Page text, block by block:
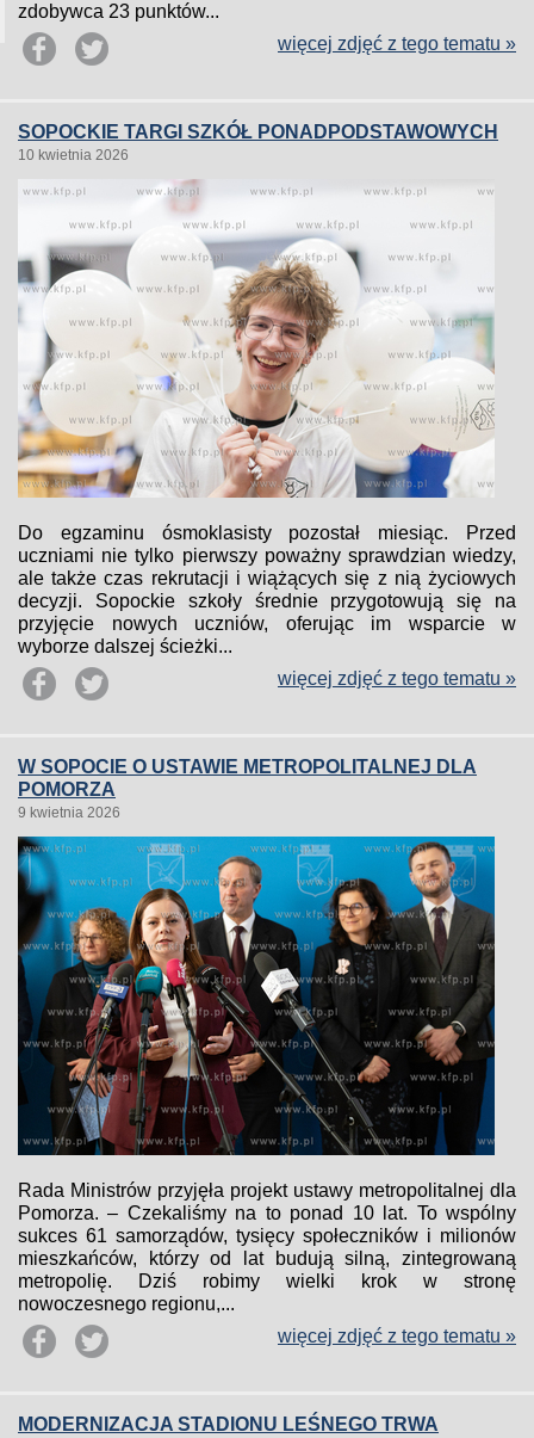
zdobywca 23 punktów...
więcej zdjęć z tego tematu »
SOPOCKIE TARGI SZKÓŁ PONADPODSTAWOWYCH
10 kwietnia 2026
Do egzaminu ósmoklasisty pozostał miesiąc. Przed
uczniami nie tylko pierwszy poważny sprawdzian wiedzy,
ale także czas rekrutacji i wiążących się z nią życiowych
decyzji. Sopockie szkoły średnie przygotowują się na
przyjęcie nowych uczniów, oferując im wsparcie w
wyborze dalszej ścieżki...
więcej zdjęć z tego tematu »
W SOPOCIE O USTAWIE METROPOLITALNEJ DLA
POMORZA
9 kwietnia 2026
Rada Ministrów przyjęła projekt ustawy metropolitalnej dla
Pomorza. – Czekaliśmy na to ponad 10 lat. To wspólny
sukces 61 samorządów, tysięcy społeczników i milionów
mieszkańców, którzy od lat budują silną, zintegrowaną
metropolię. Dziś robimy wielki krok w stronę
nowoczesnego regionu,...
więcej zdjęć z tego tematu »
MODERNIZACJA STADIONU LEŚNEGO TRWA